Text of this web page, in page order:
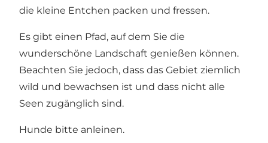
die kleine Entchen packen und fressen.
Es gibt einen Pfad, auf dem Sie die
wunderschöne Landschaft genießen können.
Beachten Sie jedoch, dass das Gebiet ziemlich
wild und bewachsen ist und dass nicht alle
Seen zugänglich sind.
Hunde bitte anleinen.